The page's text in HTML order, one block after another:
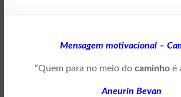
Mensagem motivacional –
“Quem para no meio do caminhoé
Aneurin Bevan